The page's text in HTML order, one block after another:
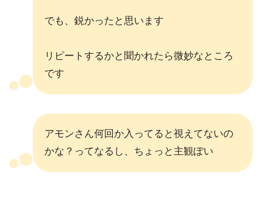
でも、鋭かったと思います
リピートするかと聞かれたら微妙なところ
です
アモンさん何回か入ってると視えてないの
かな？ってなるし、ちょっと主観ぽい